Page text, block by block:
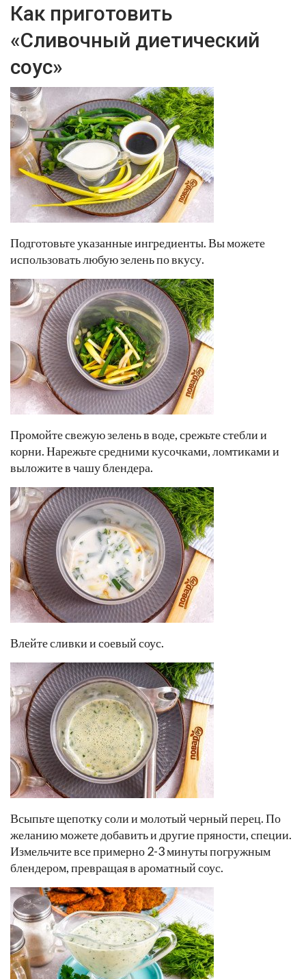
Как приготовить
«Сливочный диетический
соус»
Подготовьте указанные ингредиенты. Вы можете
использовать любую зелень по вкусу.
Промойте свежую зелень в воде, срежьте стебли и
корни. Нарежьте средними кусочками, ломтиками и
выложите в чашу блендера.
Влейте сливки и соевый соус.
Всыпьте щепотку соли и молотый черный перец. По
желанию можете добавить и другие пряности, специи.
Измельчите все примерно 2-3 минуты погружным
блендером, превращая в ароматный соус.